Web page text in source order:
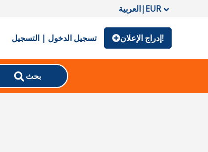
العربية|EUR
تسجيل الدخول | التسجيل إدراج الإعلان!
بحث